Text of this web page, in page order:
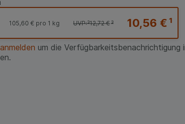
10,56 €¹
UVP:³12,72 €³
105,60 € pro 1 kg
um die Verfügbarkeitsbenachrichtigung